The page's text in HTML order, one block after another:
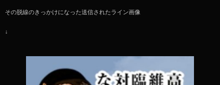
その脱線のきっかけになった送信されたライン画像
↓